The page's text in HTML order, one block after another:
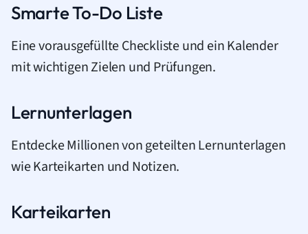
Smarte To-Do Liste
Eine vorausgefüllte Checkliste und ein Kalender
mit wichtigen Zielen und Prüfungen.
Lernunterlagen
Entdecke Millionen von geteilten Lernunterlagen
wie Karteikarten und Notizen.
Karteikarten